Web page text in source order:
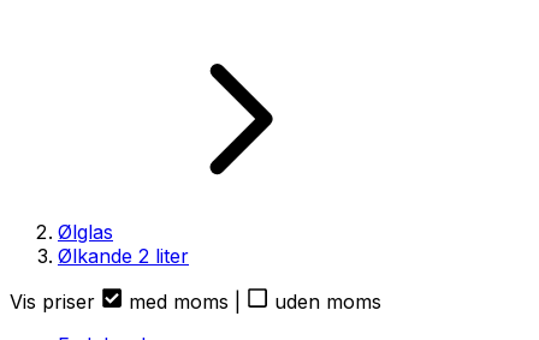
Ølglas
Ølkande 2 liter
Vis priser
med moms
uden moms